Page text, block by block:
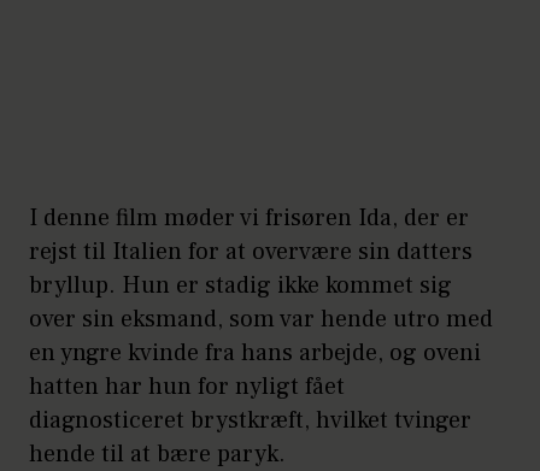
I denne film møder vi frisøren Ida, der er
rejst til Italien for at overvære sin datters
bryllup. Hun er stadig ikke kommet sig
over sin eksmand, som var hende utro med
en yngre kvinde fra hans arbejde, og oveni
hatten har hun for nyligt fået
diagnosticeret brystkræft, hvilket tvinger
hende til at bære paryk.